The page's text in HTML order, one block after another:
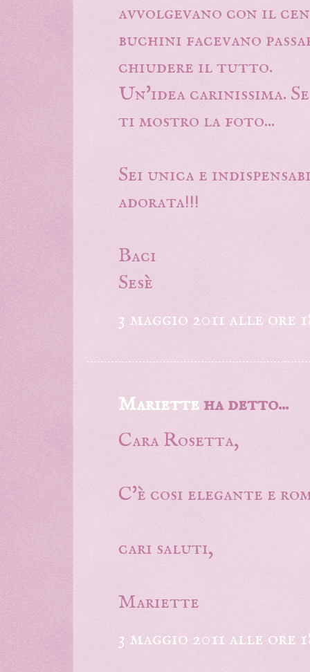
avvolgevano con il
buchini facevano
chiudere il tutto.
Un'idea carinissima.
ti mostro la foto...
Sei unica e
adorata!!!
Baci
Sesè
3 maggio 2011 alle ore
Marietteha detto...
Cara Rosetta,
C'è cosi elegante e
cari saluti,
Mariette
3 maggio 2011 alle ore